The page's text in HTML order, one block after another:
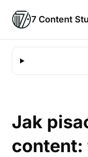
7 Content
Jak
content: